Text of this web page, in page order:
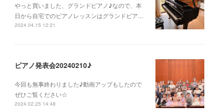
やっと買いました、グランドピアノ♪なので、本
日から自宅でのピアノレッスンはグランドピア…
2024.04.15 12:21
ピアノ発表会20240210♪
今回も無事終わりました♪動画アップもしたので
ぜひご覧ください☆
2024.02.25 14:48